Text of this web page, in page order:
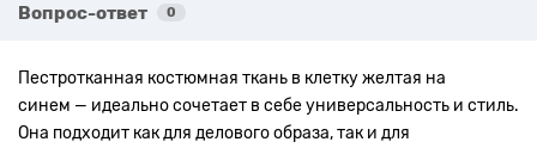
Вопрос-ответ 0
Пестротканная костюмная ткань в клеткужелтая на
синем — идеально сочетает в себе универсальность и стиль.
Она подходит как для делового образа, так и для